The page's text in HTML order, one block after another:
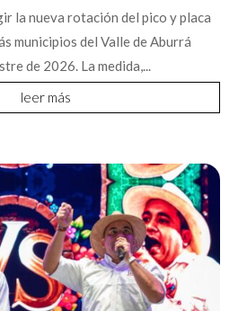
la nueva rotación del pico y placa
municipios del Valle de Aburrá
de 2026. La medida,...
leer más